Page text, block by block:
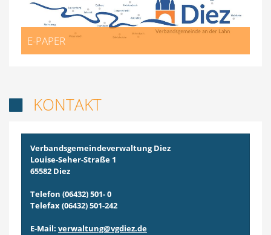
E-PAPER
KONTAKT
Verbandsgemeindeverwaltung Diez
Louise-Seher-Straße 1
65582 Diez
Telefon (06432) 501- 0
Telefax (06432) 501-242
E-Mail: verwaltung@vgdiez.de